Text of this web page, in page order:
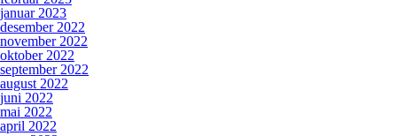
januar 2023
desember 2022
november 2022
oktober 2022
september 2022
august 2022
juni 2022
mai 2022
april 2022